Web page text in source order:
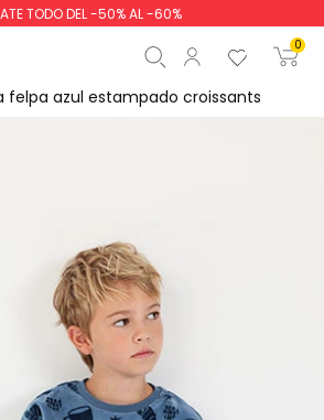
TODO DEL -50% AL -60%
0
Comenzar pedido
felpa azul estampado croissants